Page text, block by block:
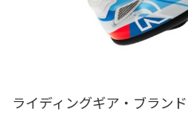
ライディングギア・ブラン